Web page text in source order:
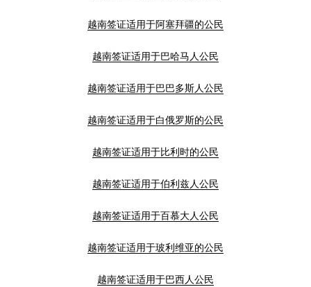
越南签证适用于阿塞拜疆的公民
越南签证适用于巴哈马人公民
越南签证适用于巴巴多斯人公民
越南签证适用于白俄罗斯的公民
越南签证适用于比利时的公民
越南签证适用于伯利兹人公民
越南签证适用于百慕大人公民
越南签证适用于玻利维亚的公民
越南签证适用于巴西人公民